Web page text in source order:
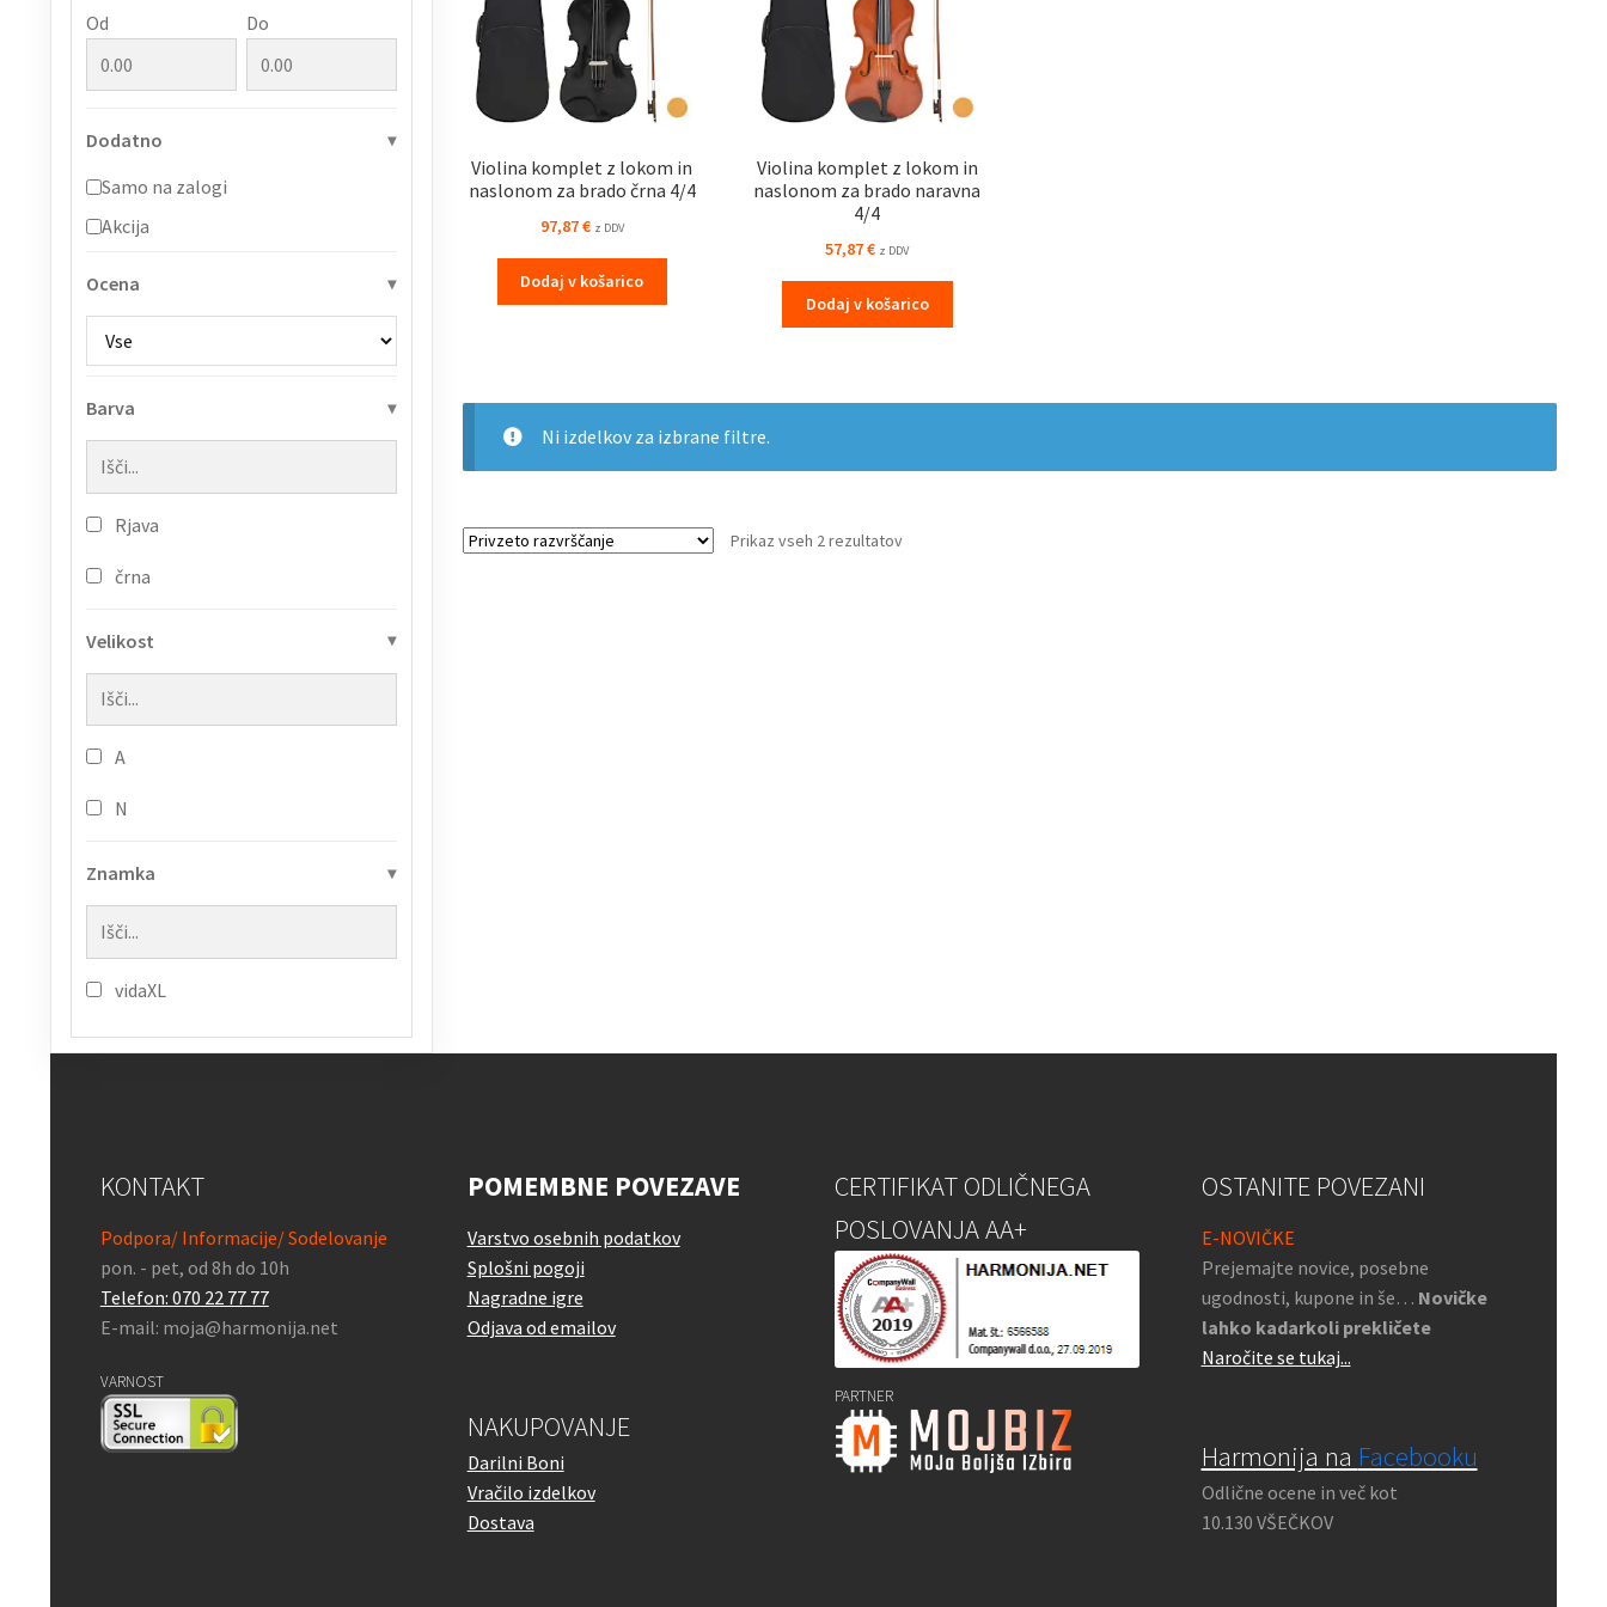
Od
Do
Dodatno
Samo na zalogi
Akcija
Ocena
Barva
Rjava
črna
Velikost
A
N
Znamka
vidaXL
Violina komplet z lokom in
naslonom za brado črna 4/4
97,87€ z DDV
Dodaj v košarico
Violina komplet z lokom in
naslonom za brado naravna
4/4
57,87€ z DDV
Dodaj v košarico
Ni izdelkov za izbrane filtre.
Prikaz vseh 2 rezultatov
KONTAKT
Podpora/ Informacije/ Sodelovanje
pon. - pet, od 8h do 10h
Telefon: 070 22 77 77
E-mail: moja@harmonija.net
VARNOST
POMEMBNE POVEZAVE
Varstvo osebnih podatkov
Splošni pogoji
Nagradne igre
Odjava od emailov
NAKUPOVANJE
Darilni Boni
Vračilo izdelkov
Dostava
CERTIFIKAT ODLIČNEGA
POSLOVANJA AA+
PARTNER
OSTANITE POVEZANI
E-NOVIČKE
Prejemajte novice, posebne
ugodnosti, kupone in še… Novičke
lahko kadarkoli prekličete
Naročite se tukaj...
Harmonija na Facebooku
Odlične ocene in več kot
10.130 VŠEČKOV